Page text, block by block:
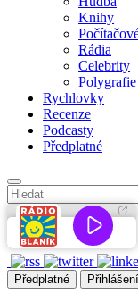
Knihy
Rádia
Celebrity
Polygrafie
Rychlovky
Recenze
Podcasty
Předplatné
Předplatné Přihlášení